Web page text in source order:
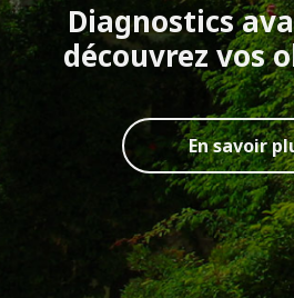
Diagnostics
découvrez vos
En savoir